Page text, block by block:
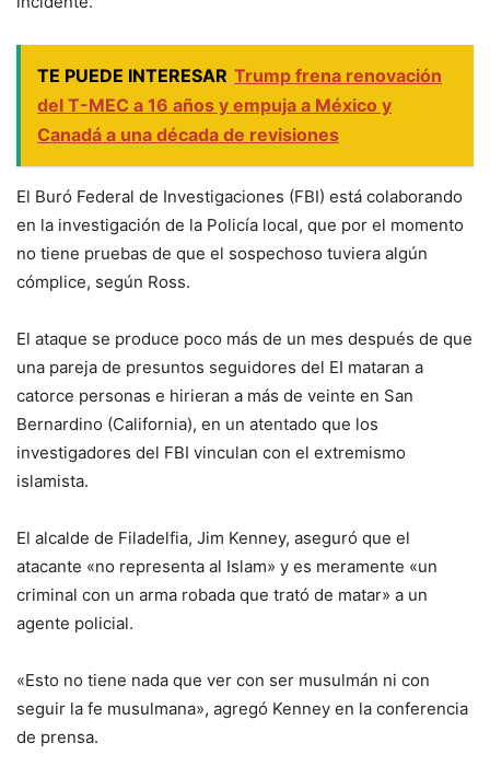
TE PUEDE INTERESAR Trump frena renovación
del T-MEC a 16 años y empuja a México y
Canadá a una década de revisiones
El Buró Federal de Investigaciones (FBI) está colaborando
en la investigación de la Policía local, que por el momento
no tiene pruebas de que el sospechoso tuviera algún
cómplice, según Ross.
El ataque se produce poco más de un mes después de que
una pareja de presuntos seguidores del EI mataran a
catorce personas e hirieran a más de veinte en San
Bernardino (California), en un atentado que los
investigadores del FBI vinculan con el extremismo
islamista.
El alcalde de Filadelfia, Jim Kenney, aseguró que el
atacante «no representa al Islam» y es meramente «un
criminal con un arma robada que trató de matar» a un
agente policial.
«Esto no tiene nada que ver con ser musulmán ni con
seguir la fe musulmana», agregó Kenney en la conferencia
de prensa.